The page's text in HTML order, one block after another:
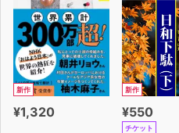
オーディオブックというこの
読めそうなメディアになる
めでたい！！！
「働いていると『なぜ働いて
か』が
た。
新作
¥1,320
新作
¥550
チケット